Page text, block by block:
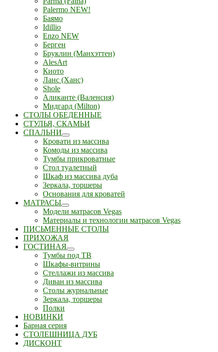
Palermo NEW!
Баямо
Idillio
Enzo NEW
Берген
Бруклин (Манхэттен)
AlesArt
Киото
Ланс (Ханс)
Shole
Аликанте (Валенсия)
Мидгард (Milton)
СТОЛЫ ОБЕДЕННЫЕ
СТУЛЬЯ, СКАМЬИ
СПАЛЬНИ
Кровати из массива
Комоды из массива
Тумбы прикроватные
Стол туалетный
Шкаф из массива дуба
Зеркала, торшеры
Основания для кроватей
МАТРАСЫ
Модели матрасов Vegas
Материалы и технологии матрасов Vegas
ПИСЬМЕННЫЕ СТОЛЫ
ПРИХОЖАЯ
ГОСТИНАЯ
Тумбы под ТВ
Шкафы-витрины
Стеллажи из массива
Диван из массива
Столы журнальные
Зеркала, торшеры
Полки
НОВИНКИ
Барная серия
СТОЛЕШНИЦА ДУБ
ДИСКОНТ